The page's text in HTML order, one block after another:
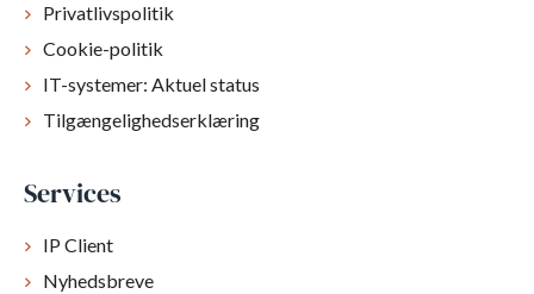
Privatlivspolitik
Cookie-politik
IT-systemer: Aktuel status
Tilgængelighedserklæring
Services
IP Client
Nyhedsbreve